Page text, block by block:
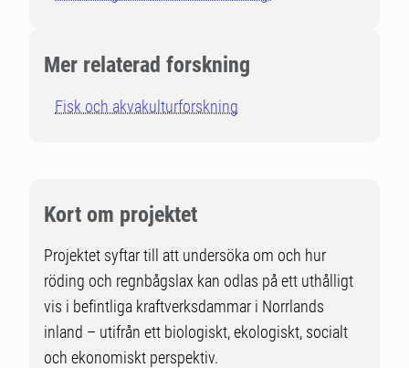
Mer relaterad forskning
Fisk och akvakulturforskning
Kort om projektet
Projektet syftar till att undersöka om och hur
röding och regnbågslax kan odlas på ett uthålligt
vis i befintliga kraftverksdammar i Norrlands
inland – utifrån ett biologiskt, ekologiskt, socialt
och ekonomiskt perspektiv.